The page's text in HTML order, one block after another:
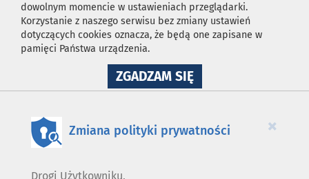
dowolnym momencie w ustawieniach przeglądarki.
Korzystanie z naszego serwisu bez zmiany ustawień
dotyczących cookies oznacza, że będą one zapisane w
pamięci Państwa urządzenia.
ZGADZAM SIĘNA
WYKORZYSTANIE
×
Zmiana polityki prywatności
Drogi Użytkowniku,